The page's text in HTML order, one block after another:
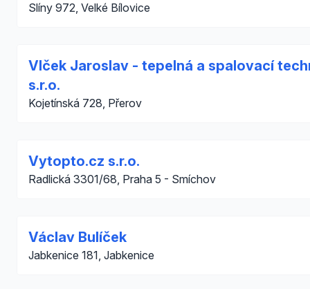
Slíny 972, Velké Bílovice
Vlček Jaroslav - tepelná a spalovací
s.r.o.
Kojetínská 728, Přerov
Vytopto.cz s.r.o.
Radlická 3301/68, Praha 5 - Smíchov
Václav Bulíček
Jabkenice 181, Jabkenice